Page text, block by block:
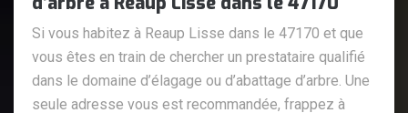
Si vous habitez à Reaup Lisse dans le 47170 et que
vous êtes en train de chercher un prestataire qualifié
dans le domaine d’élagage ou d’abattage d’arbre. Une
seule adresse vous est recommandée, frappez à